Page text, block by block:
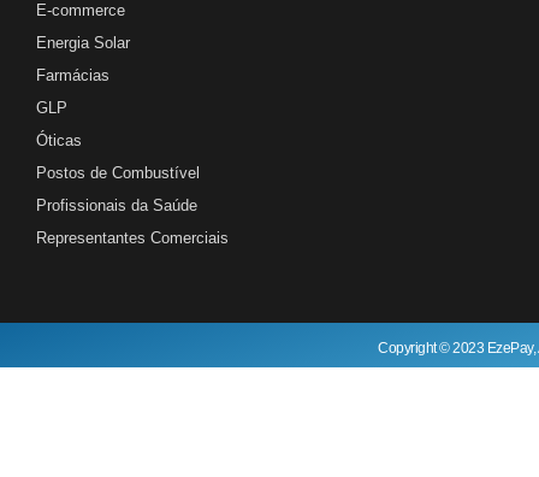
E-commerce
Energia Solar
Farmácias
GLP
Óticas
Postos de Combustível
Profissionais da Saúde
Representantes Comerciais
Copyright © 2023